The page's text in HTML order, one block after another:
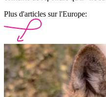
Plus d'articles sur l'Europe: